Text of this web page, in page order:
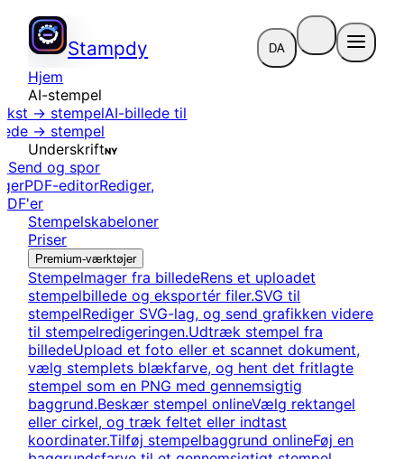
Stampdy DA
Hjem
AI-stempel
→ stempelAI-billede til
→ stempel
UnderskriftNY
Send og spor
PDF-editorRediger,
Stempelskabeloner
Priser
Premium-værktøjer
Stempelmager fra billedeRens et uploadet
stempelbillede og eksportér filer.SVG til
stempelRediger SVG-lag, og send grafikken videre
til stempelredigeringen.Udtræk stempel fra
billedeUpload et foto eller et scannet dokument,
vælg stemplets blækfarve, og hent det fritlagte
stempel som en PNG med gennemsigtig
baggrund.Beskær stempel onlineVælg rektangel
eller cirkel, og træk feltet eller indtast
koordinater.Tilføj stempelbaggrund onlineFøj en